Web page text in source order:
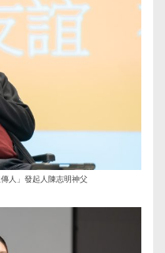
人」發起人陳志明神父